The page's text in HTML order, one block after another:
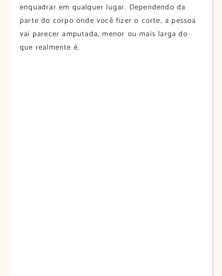
enquadrar em qualquer lugar. Dependendo da
parte do corpo onde você fizer o corte, a pessoa
vai parecer amputada, menor ou mais larga do
que realmente é.